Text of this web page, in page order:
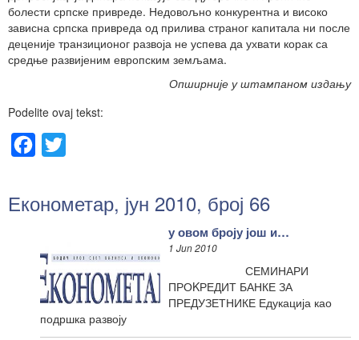
болести српске привреде. Недовољно конкурентна и високо
зависна српска привреда од прилива страног капитала ни после
деценије транзиционог развоја не успева да ухвати корак са
средње развијеним европским земљама.
Опширније у штампаном издању
Podelite ovaj tekst:
Facebook
Економетар, јун 2010, број 66
у овом броју још и…
1 Jun 2010
СЕМИНАРИ
ПРОKРЕДИТ БАНКЕ ЗА
ПРЕДУЗЕТНИКЕ Едукација као
подршка развоју